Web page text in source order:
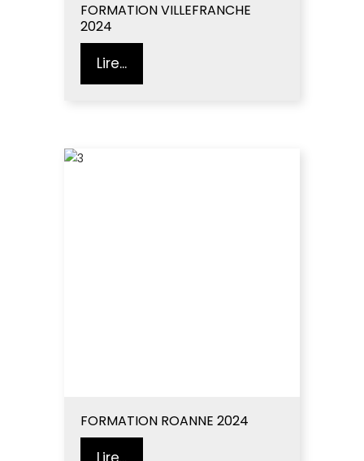
FORMATION VILLEFRANCHE
2024
Lire...
FORMATION ROANNE 2024